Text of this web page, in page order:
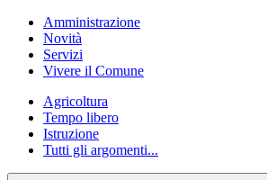
Amministrazione
Novità
Servizi
Vivere il Comune
Agricoltura
Tempo libero
Istruzione
Tutti gli argomenti...